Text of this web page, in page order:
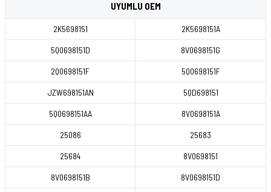
UYUMLU OEM
2K5698151 2K5698151A
5Q0698151D 8V0698151G
2Q0698151F 5Q0698151F
JZW698151AN 5QD698151
5Q0698151AA 8V0698151A
25086 25683
25684 8V0698151
8V0698151B 8V0698151D